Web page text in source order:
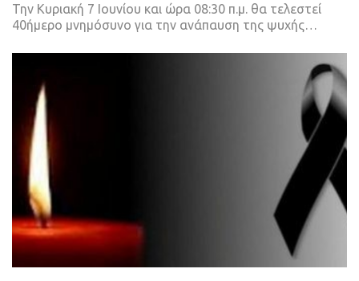
Την Κυριακή 7 Ιουνίου και ώρα 08:30 π.μ. θα τελεστεί
40ήμερο μνημόσυνο για την ανάπαυση της ψυχής…